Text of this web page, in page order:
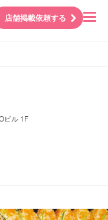
店舗掲載依頼する
ビル 1F